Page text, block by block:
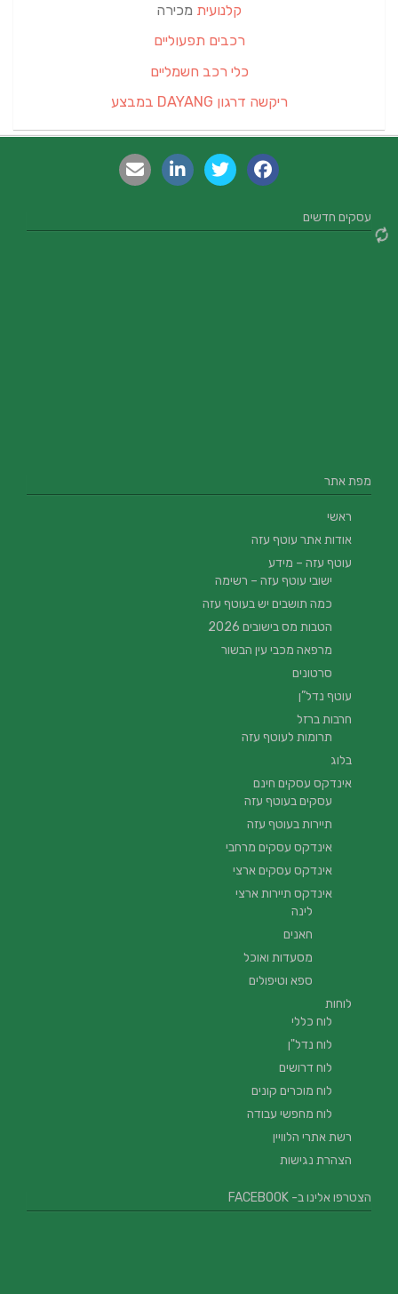
קלנועית מכירה
רכבים תפעוליים
כלי רכב חשמליים
ריקשה דרגון DAYANG במבצע
עסקים חדשים
מפת אתר
ראשי
אודות אתר עוטף עזה
עוטף עזה – מידע
ישובי עוטף עזה – רשימה
כמה תושבים יש בעוטף עזה
הטבות מס בישובים 2026
מרפאה מכבי עין הבשור
סרטונים
עוטף נדל”ן
חרבות ברזל
תרומות לעוטף עזה
בלוג
אינדקס עסקים חינם
עסקים בעוטף עזה
תיירות בעוטף עזה
אינדקס עסקים מרחבי
אינדקס עסקים ארצי
אינדקס תיירות ארצי
לינה
חאנים
מסעדות ואוכל
ספא וטיפולים
לוחות
לוח כללי
לוח נדל"ן
לוח דרושים
לוח מוכרים קונים
לוח מחפשי עבודה
רשת אתרי הלוויין
הצהרת נגישות
הצטרפו אלינו ב- FACEBOOK